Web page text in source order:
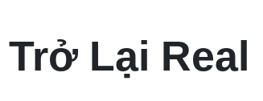
Lại Real